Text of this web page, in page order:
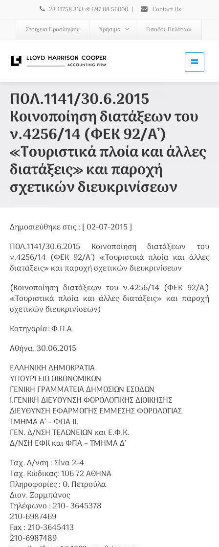
23 11758 333 & 697 88 56000 | Contact Us
Στοιχεια Προσληψης Χρήσιμα Εισοδος Πελατών
ΠΟΛ.1141/30.6.2015
Κοινοποίηση διατάξεων του
ν.4256/14 (ΦΕΚ 92/Α’)
«Τουριστικά πλοία και άλλες
διατάξεις» και παροχή
σχετικών διευκρινίσεων
Δημοσιεύθηκε στις : [ 02-07-2015 ]
ΠΟΛ.1141/30.6.2015 Κοινοποίηση διατάξεων του
ν.4256/14 (ΦΕΚ 92/Α’) «Τουριστικά πλοία και άλλες
διατάξεις» και παροχή σχετικών διευκρινίσεων
(Κοινοποίηση διατάξεων του ν.4256/14 (ΦΕΚ 92/Α’)
«Τουριστικά πλοία και άλλες διατάξεις» και παροχή
σχετικών διευκρινίσεων)
Κατηγορία: Φ.Π.Α.
Αθήνα, 30.06.2015
ΕΛΛΗΝΙΚΗ ΔΗΜΟΚΡΑΤΙΑ
ΥΠΟΥΡΓΕΙΟ ΟΙΚΟΝΟΜΙΚΩΝ
ΓΕΝΙΚΗ ΓΡΑΜΜΑΤΕΙΑ ΔΗΜΟΣΙΩΝ ΕΣΟΔΩΝ
Ι.ΓΕΝΙΚΗ ΔΙΕΥΘΥΝΣΗ ΦΟΡΟΛΟΓΙΚΗΣ ΔΙΟΙΚΗΣΗΣ
ΔΙΕΥΘΥΝΣΗ ΕΦΑΡΜΟΓΗΣ ΕΜΜΕΣΗΣ ΦΟΡΟΛΟΓΙΑΣ
ΤΜΗΜΑ Α’ – ΦΠΑ ΙΙ.
ΓΕΝ. Δ/ΝΣΗ ΤΕΛΩΝΕΙΩΝ και Ε.Φ.Κ.
Δ/ΝΣΗ ΕΦΚ και ΦΠΑ – ΤΜΗΜΑ Δ’
Ταχ. Δ/νση : Σίνα 2-4
Ταχ. Κώδικας: 106 72 ΑΘΗΝΑ
Πληροφορίες : Θ. Πετρούλα
Διον. Ζορμπάνος
Τηλέφωνο : 210- 3645378
210-6987469
Fax : 210-3645413
210-6987489